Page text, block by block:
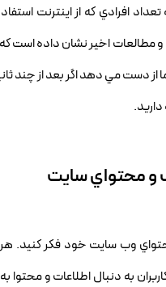
تعداد افرادي که از اينترنت
مطالعات اخير نشان داده است
دست مي دهد اگر بعد از چند
و محتواي سايت
وب سايت خود فکر کنيد. هر
به دنبال اطلاعات و